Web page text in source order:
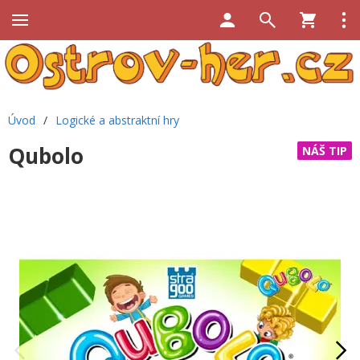
Úvod / Logické a abstraktní hry
NÁŠ TIP
Qubolo